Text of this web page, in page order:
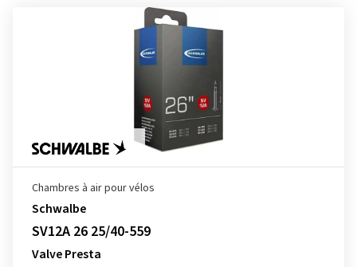
Chambres à air pour vélos
Schwalbe
SV12A 26 25/40-559
Valve Presta